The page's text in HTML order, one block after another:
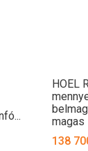
HOEL
magas
138